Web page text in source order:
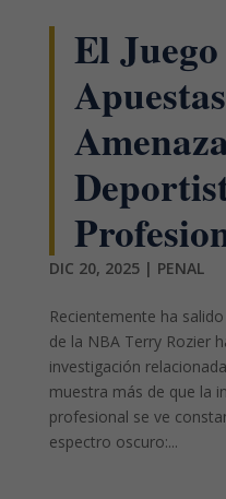
El
DIC 20, 2025| PENAL
Recientemente ha
de la NBA Terry Rozier
investigación
muestra más de que la
profesional se ve
espectro oscuro:...